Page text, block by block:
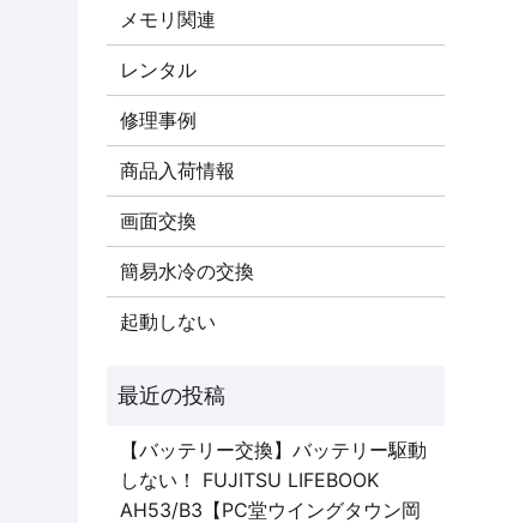
メモリ関連
レンタル
修理事例
商品入荷情報
画面交換
簡易水冷の交換
起動しない
【バッテリー交換】バッテリー駆動
しない！ FUJITSU LIFEBOOK
AH53/B3【PC堂ウイングタウン岡